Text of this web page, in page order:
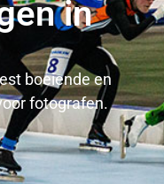
in
boeiende en
fotografen.